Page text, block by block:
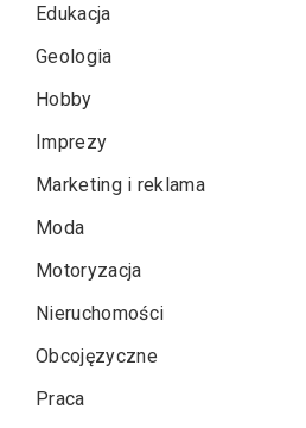
Edukacja
Geologia
Hobby
Imprezy
Marketing i reklama
Moda
Motoryzacja
Nieruchomości
Obcojęzyczne
Praca